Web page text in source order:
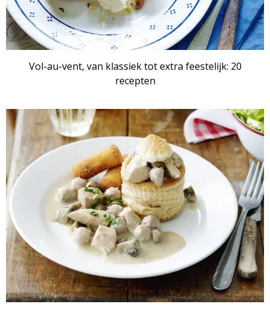
Vol-au-vent, van klassiek tot extra feestelijk: 20
recepten
ARTIKEL